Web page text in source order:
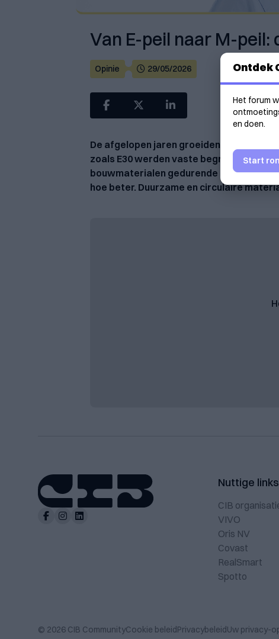
Van E-peil naar M-
Opinie 29/05/2026
De afgelopen jaren groeiden het EPC-
zoals E30 werden vaste begrippen. Het
bouwmaterialen gedurende hun
hoe beter. Duurzame en circulaire
Nuttige links
CIB
VIVO
Oris NV
Covast
RealSmart
Spotto
© 2026 CIB CommunityCookie beleidPrivacybeleidUw privacy-
Ontdek
Het forum
en doen.
Start